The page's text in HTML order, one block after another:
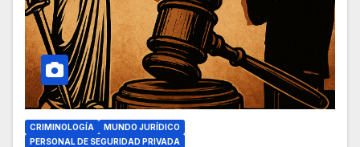
CRIMINOLOGÍA
MUNDO JURÍDICO
PERSONAL DE SEGURIDAD PRIVADA